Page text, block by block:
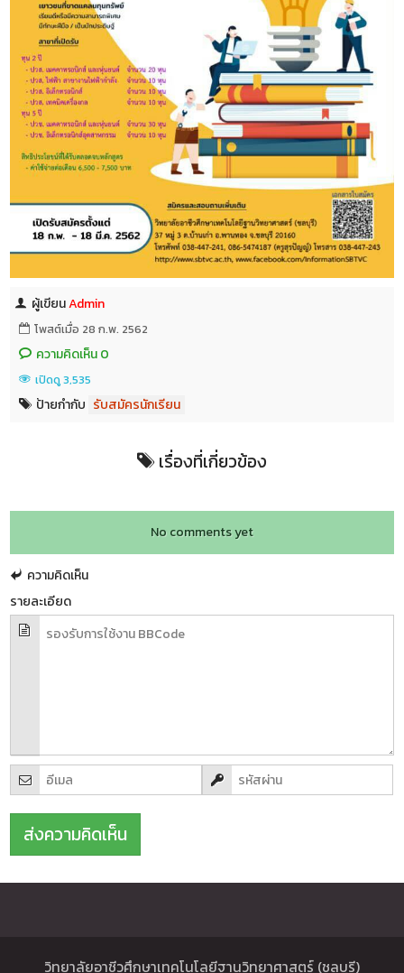
ผู้เขียนAdmin
โพสต์เมื่อ 28 ก.พ. 2562
ความคิดเห็น 0
เปิดดู 3,535
ป้ายกำกับ รับสมัครนักเรียน
เรื่องที่เกี่ยวข้อง
No comments yet
ความคิดเห็น
รายละเอียด
วิทยาลัยอาชีวศึกษาเทคโนโลยีฐานวิทยาศาสตร์ (ชลบุรี)